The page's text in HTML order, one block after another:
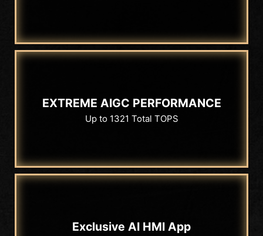
EXTREME AIGC PERFORMANCE
Up to 1321 Total TOPS
Exclusive AI HMI App